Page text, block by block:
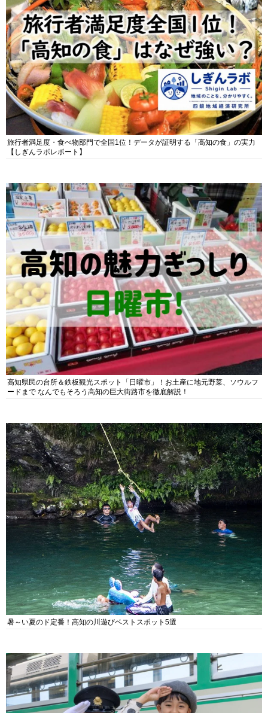
旅行者満足度・食べ物部門で全国1位！データが証明する「高知の食」の実力
【しぎんラボレポート】
高知県民の台所＆鉄板観光スポット「日曜市」！お土産に地元野菜、ソウルフ
ードまで なんでもそろう高知の巨大街路市を徹底解説！
暑～い夏のド定番！高知の川遊びベストスポット5選